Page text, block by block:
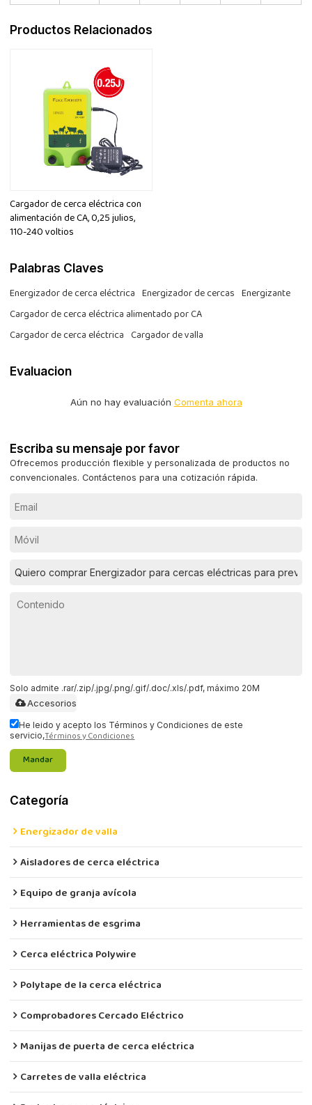
Productos Relacionados
Cargador de cerca eléctrica con
alimentación de CA, 0,25 julios,
110-240 voltios
Palabras Claves
Energizador de cerca eléctrica Energizador de cercas Energizante
Cargador de cerca eléctrica alimentado por CA
Cargador de cerca eléctrica Cargador de valla
Evaluacion
Aún no hay evaluación Comenta ahora
Escriba su mensaje por favor
Ofrecemos producción flexible y personalizada de productos no
convencionales. Contáctenos para una cotización rápida.
Solo admite .rar/.zip/.jpg/.png/.gif/.doc/.xls/.pdf, máximo 20M
Accesorios
He leido y acepto los Términos y Condiciones de este
servicio,Términos y Condiciones
Mandar
Categoría
Energizador de valla
Aisladores de cerca eléctrica
Equipo de granja avícola
Herramientas de esgrima
Cerca eléctrica Polywire
Polytape de la cerca eléctrica
Comprobadores Cercado Eléctrico
Manijas de puerta de cerca eléctrica
Carretes de valla eléctrica